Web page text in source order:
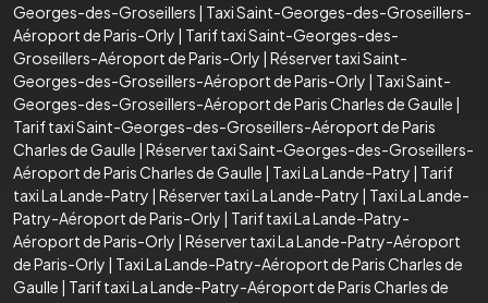
Georges-des-Groseillers | Taxi Saint-Georges-des-Groseillers-
Aéroport de Paris-Orly | Tarif taxi Saint-Georges-des-
Groseillers-Aéroport de Paris-Orly | Réserver taxi Saint-
Georges-des-Groseillers-Aéroport de Paris-Orly | Taxi Saint-
Georges-des-Groseillers-Aéroport de Paris Charles de Gaulle |
Tarif taxi Saint-Georges-des-Groseillers-Aéroport de Paris
Charles de Gaulle | Réserver taxi Saint-Georges-des-Groseillers-
Aéroport de Paris Charles de Gaulle | Taxi La Lande-Patry | Tarif
taxi La Lande-Patry | Réserver taxi La Lande-Patry | Taxi La Lande-
Patry-Aéroport de Paris-Orly | Tarif taxi La Lande-Patry-
Aéroport de Paris-Orly | Réserver taxi La Lande-Patry-Aéroport
de Paris-Orly | Taxi La Lande-Patry-Aéroport de Paris Charles de
Gaulle | Tarif taxi La Lande-Patry-Aéroport de Paris Charles de